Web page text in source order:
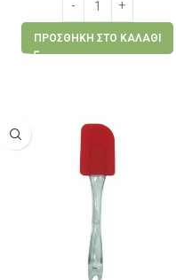
ΠΡΟΣΘΉΚΗ ΣΤΟ ΚΑΛΆΘΙ